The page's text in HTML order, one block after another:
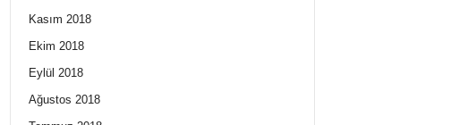
Kasım 2018
Ekim 2018
Eylül 2018
Ağustos 2018